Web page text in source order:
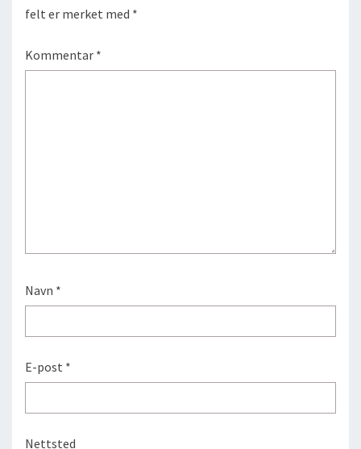
felt er merket med *
Kommentar *
Navn *
E-post *
Nettsted